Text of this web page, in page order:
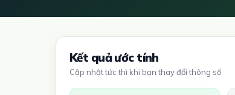
Kết quả ước tính
Cập nhật tức thì khi bạn thay đổi thông số